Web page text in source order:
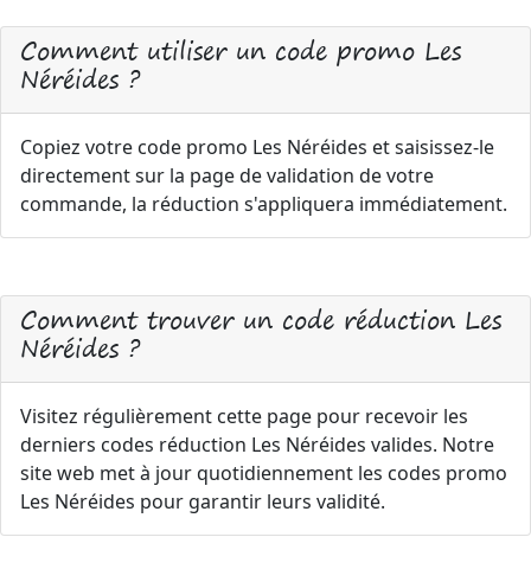
Comment utiliser un code promo Les
Néréides ?
Copiez votre code promo Les Néréides et saisissez-le
directement sur la page de validation de votre
commande, la réduction s'appliquera immédiatement.
Comment trouver un code réduction Les
Néréides ?
Visitez régulièrement cette page pour recevoir les
derniers codes réduction Les Néréides valides. Notre
site web met à jour quotidiennement les codes promo
Les Néréides pour garantir leurs validité.